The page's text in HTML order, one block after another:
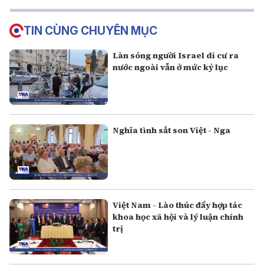
TIN CÙNG CHUYÊN MỤC
Làn sóng người Israel di cư ra
nước ngoài vẫn ở mức kỷ lục
Nghĩa tình sắt son Việt - Nga
Việt Nam - Lào thúc đẩy hợp tác
khoa học xã hội và lý luận chính
trị